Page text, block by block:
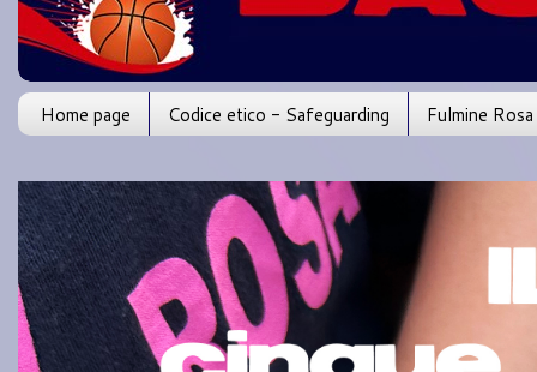
Home page Codice etico - Safeguarding Fulmine Rosa